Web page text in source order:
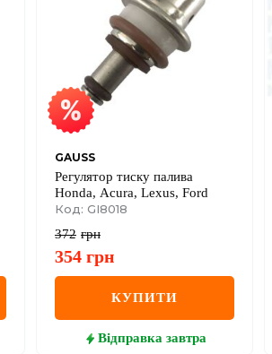
GAUSS
Регулятор тиску палива
Honda, Acura, Lexus, Ford
Код: GI8018
372 грн
354 грн
КУПИТИ
Відправка завтра